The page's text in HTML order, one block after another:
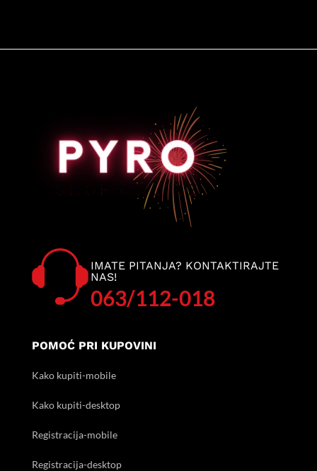
IMATE PITANJA? KONTAKTIRAJTE
NAS!
063/112-018
POMOĆ PRI KUPOVINI
Kako kupiti-mobile
Kako kupiti-desktop
Registracija-mobile
Registracija-desktop